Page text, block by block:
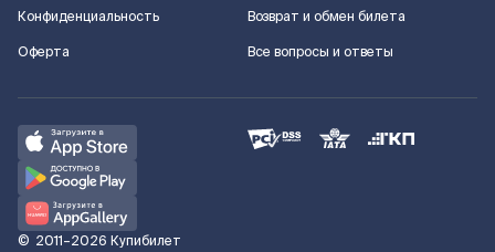
Конфиденциальность
Оферта
Возврат и обмен билета
Все вопросы и ответы
© 2011–2026 Купибилет